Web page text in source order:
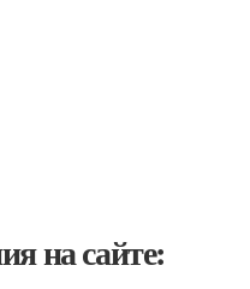
на сайте: